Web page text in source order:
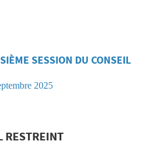
SESSION DU CONSEIL
2025
RESTREINT